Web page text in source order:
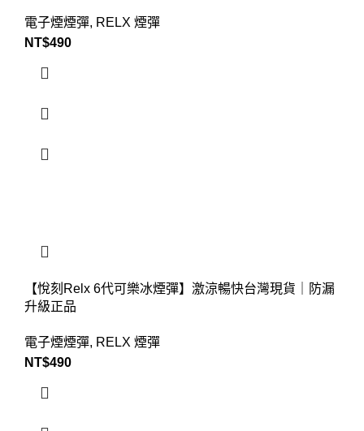
電子煙煙彈, RELX 煙彈
NT$490
【悅刻Relx 6代可樂冰煙彈】激涼暢快台灣現貨｜防漏
升級正品
電子煙煙彈, RELX 煙彈
NT$490